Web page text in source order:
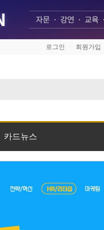
로그인 회원가입
카드뉴스